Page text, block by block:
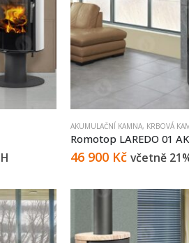
AKUMULAČNÍ KAMNA, KRBOVÁ
Romotop LAREDO 01
46 900 Kč včetně